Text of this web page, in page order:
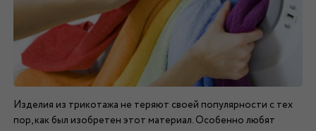
Изделия из трикотажа не теряют своей популярности с тех
пор, как был изобретен этот материал. Особенно любят